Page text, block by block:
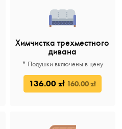
Химчистка трехместного
дивана
* Подушки включены в цену
136.00 zł 160.00 zł